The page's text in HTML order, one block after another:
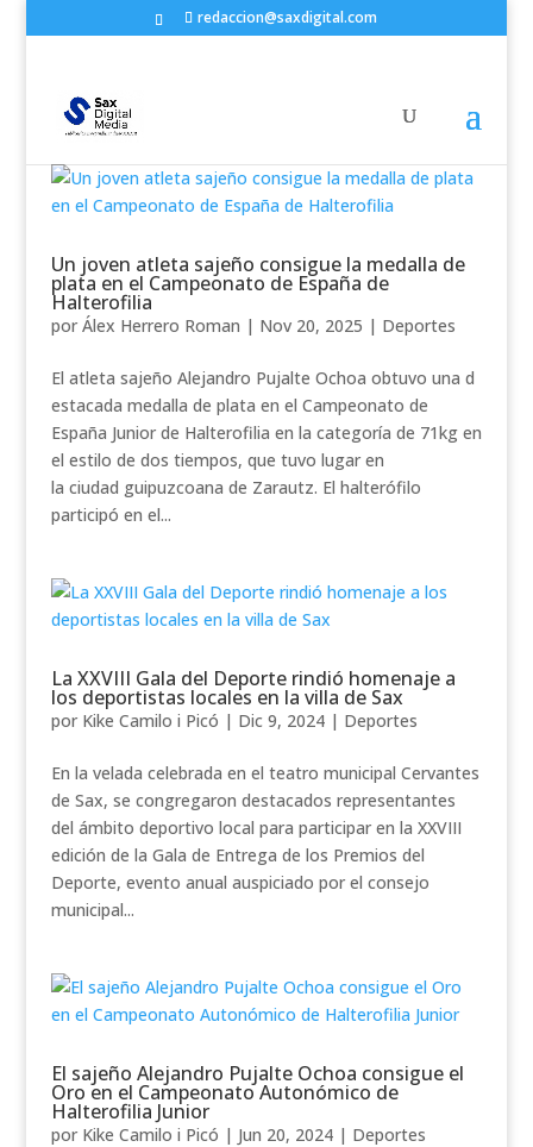
redaccion@saxdigital.com
Un joven atleta sajeño consigue la medalla de
plata en el Campeonato de España de
Halterofilia
por Álex Herrero Roman | Nov 20, 2025 | Deportes
El atleta sajeño Alejandro Pujalte Ochoa obtuvo una d
estacada medalla de plata en el Campeonato de
España Junior de Halterofilia en la categoría de 71kg en
el estilo de dos tiempos, que tuvo lugar en
la ciudad guipuzcoana de Zarautz. El halterófilo
participó en el...
La XXVIII Gala del Deporte rindió homenaje a
los deportistas locales en la villa de Sax
por Kike Camilo i Picó | Dic 9, 2024| Deportes
En la velada celebrada en el teatro municipal Cervantes
de Sax, se congregaron destacados representantes
del ámbito deportivo local para participar en la XXVIII
edición de la Gala de Entrega de los Premios del
Deporte, evento anual auspiciado por el consejo
municipal...
El sajeño Alejandro Pujalte Ochoa consigue el
Oro en el Campeonato Autonómico de
Halterofilia Junior
por Kike Camilo i Picó | Jun 20, 2024| Deportes